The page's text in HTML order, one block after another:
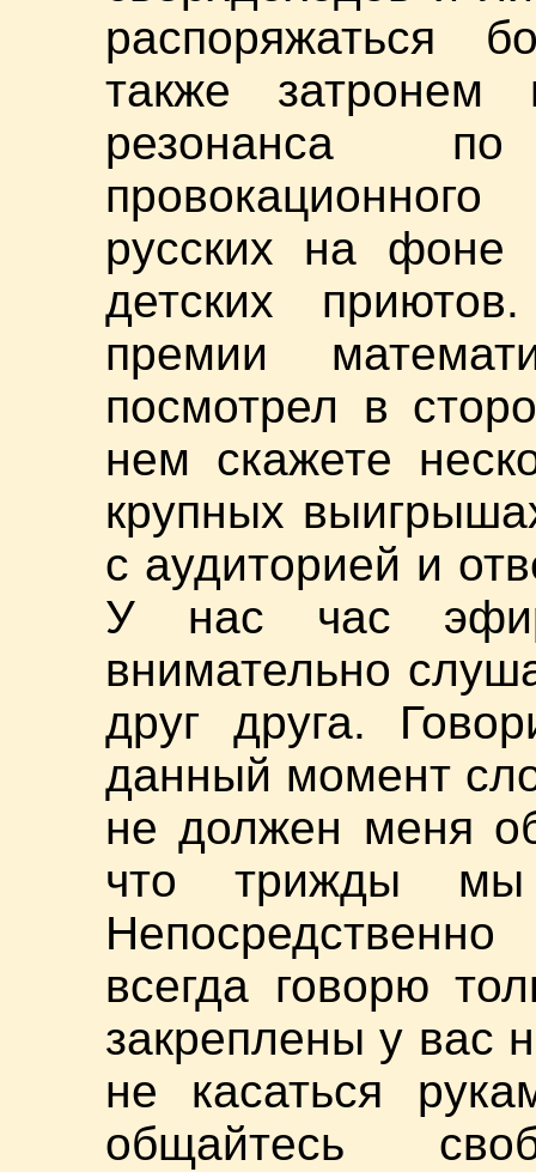
распоряжаться
также затронем
резонанса
русских на фоне
детских
премии
посмотрел в
нем скажете
крупных
с аудиторией и
У нас час
внимательно
друг друга.
данный момент
не должен меня
что трижды
всегда говорю
закреплены у вас
не касаться
общайтесь